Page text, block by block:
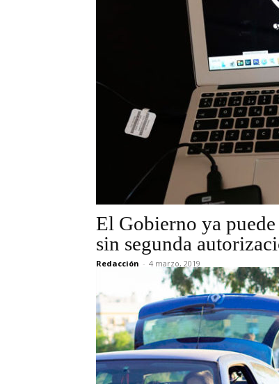
El Gobierno ya puede
sin segunda
Redacción - 4 marzo, 2019